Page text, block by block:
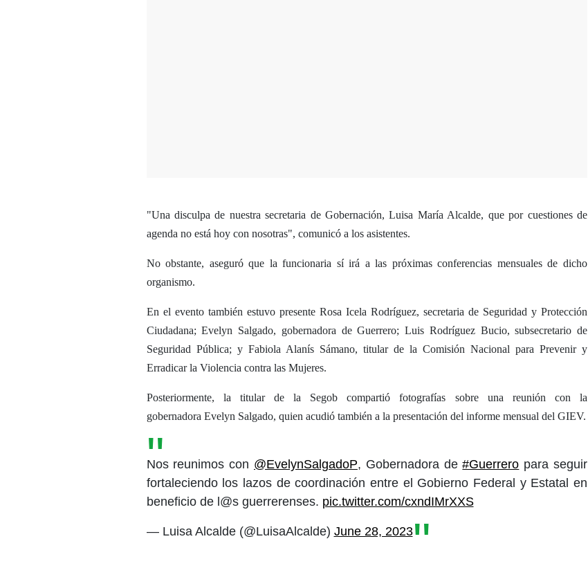
"Una disculpa de nuestra secretaria de Gobernación, Luisa María Alcalde, que por cuestiones de
agenda no está hoy con nosotras", comunicó a los asistentes.
No obstante, aseguró que la funcionaria sí irá a las próximas conferencias mensuales de dicho
organismo.
En el evento también estuvo presente Rosa Icela Rodríguez, secretaria de Seguridad y Protección
Ciudadana; Evelyn Salgado, gobernadora de Guerrero; Luis Rodríguez Bucio, subsecretario de
Seguridad Pública; y Fabiola Alanís Sámano, titular de la Comisión Nacional para Prevenir y
Erradicar la Violencia contra las Mujeres.
Posteriormente, la titular de la Segob compartió fotografías sobre una reunión con la
gobernadora Evelyn Salgado, quien acudió también a la presentación del informe mensual del GIEV.
Nos reunimos con @EvelynSalgadoP, Gobernadora de#Guerrero para seguir
fortaleciendo los lazos de coordinación entre el Gobierno Federal y Estatal en
beneficio de l@s guerrerenses. pic.twitter.com/cxndIMrXXS
— Luisa Alcalde (@LuisaAlcalde) June 28, 2023